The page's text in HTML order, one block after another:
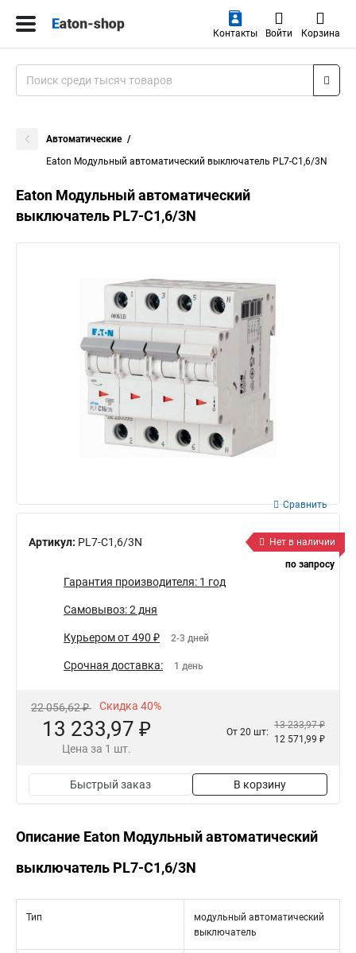
Контакты Войти Корзина
Автоматические
Eaton Модульный автоматический выключатель PL7-C1,6/3N
Eaton Модульный автоматический
выключатель PL7-C1,6/3N
Артикул: PL7-C1,6/3N
Сравнить
Нет в наличии
по запросу
Гарантия производителя: 1 год
Самовывоз: 2 дня
Курьером от 490 ₽ 2-3 дней
Срочная доставка: 1 день
22 056,62 ₽ Скидка 40%
13 233,97 ₽
Цена за 1 шт.
От 20 шт:
13 233,97 ₽
12 571,99 ₽
Быстрый заказ В корзину
Описание Eaton Модульный автоматический
выключатель PL7-C1,6/3N
Тип
модульный автоматический
выключатель